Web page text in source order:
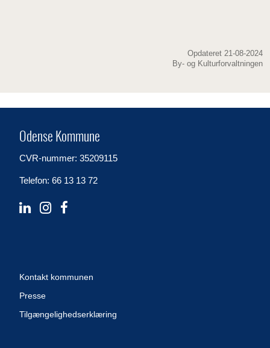
Opdateret 21-08-2024
By- og Kulturforvaltningen
Odense Kommune
CVR-nummer: 35209115
Telefon: 66 13 13 72
Kontakt kommunen
Presse
Tilgængelighedserklæring